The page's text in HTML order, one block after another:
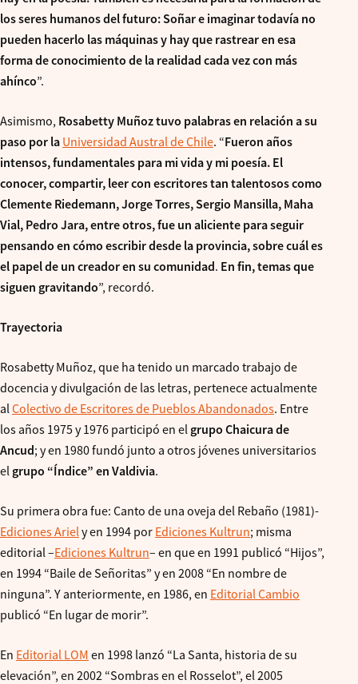
los seres humanos del futuro: Soñar e imaginar todavía no
pueden hacerlo las máquinas y hay que rastrear en esa
forma de conocimiento de la realidad cada vez con más
ahínco”.
Asimismo, Rosabetty Muñoz tuvo palabras en relación a su
paso por la Universidad Austral de Chile. “Fueron años
intensos, fundamentales para mi vida y mi poesía. El
conocer, compartir, leer con escritores tan talentosos como
Clemente Riedemann, Jorge Torres, Sergio Mansilla, Maha
Vial, Pedro Jara, entre otros, fue un aliciente para seguir
pensando en cómo escribir desde la provincia, sobre cuál es
el papel de un creador en su comunidad. En fin, temas que
siguen gravitando”, recordó.
Trayectoria
Rosabetty Muñoz, que ha tenido un marcado trabajo de
docencia y divulgación de las letras, pertenece actualmente
al Colectivo de Escritores de Pueblos Abandonados. Entre
los años 1975 y 1976 participó en el grupo Chaicura de
Ancud; y en 1980 fundó junto a otros jóvenes universitarios
el grupo “Índice” en Valdivia.
Su primera obra fue: Canto de una oveja del Rebaño (1981)-
Ediciones Ariel y en 1994 por Ediciones Kultrun; misma
editorial –Ediciones Kultrun– en que en 1991 publicó “Hijos”,
en 1994 “Baile de Señoritas” y en 2008 “En nombre de
ninguna”. Y anteriormente, en 1986, en Editorial Cambio
publicó “En lugar de morir”.
En Editorial LOM en 1998 lanzó “La Santa, historia de su
elevación”, en 2002 “Sombras en el Rosselot”, el 2005